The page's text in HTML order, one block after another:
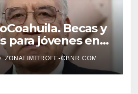
REAL*
Becas y
para jóvenes en
plantea
ZONALIMITROFE-CBNR.COM